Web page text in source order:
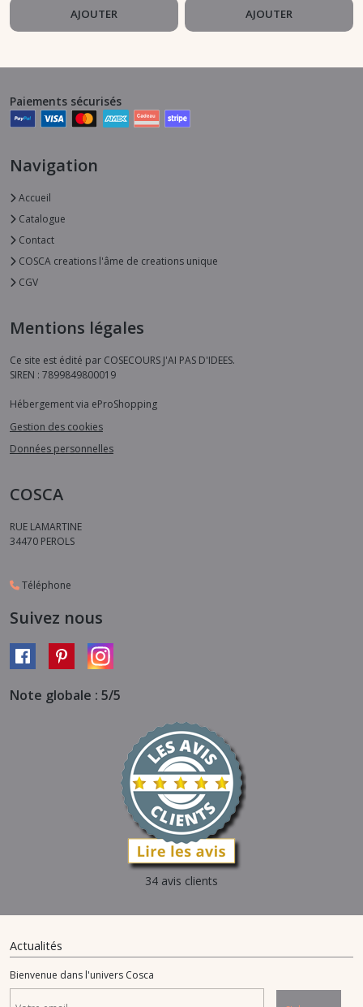
AJOUTER AJOUTER
Paiements sécurisés
Navigation
Accueil
Catalogue
Contact
COSCA creations l'âme de creations unique
CGV
Mentions légales
Ce site est édité par COSECOURS J'AI PAS D'IDEES.
SIREN : 7899849800019
Hébergement via eProShopping
Gestion des cookies
Données personnelles
COSCA
RUE LAMARTINE
34470 PEROLS
Téléphone
Suivez nous
Note globale : 5/5
34 avis clients
Actualités
Bienvenue dans l'univers Cosca